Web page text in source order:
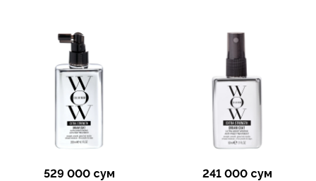
529 000 сум 241 000 сум